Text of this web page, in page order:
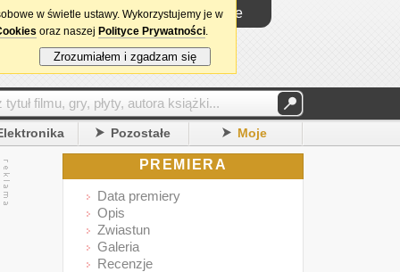
Logowanie
Pozostałe Moje
PREMIERA
Data premiery
Opis
Zwiastun
Galeria
Recenzje
w świetle ustawy. Wykorzystujemy je w
oraz naszej Polityce Prywatności.
Zrozumiałem i zgadzam się